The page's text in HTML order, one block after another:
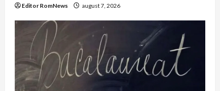
Editor RomNews august 7, 2026